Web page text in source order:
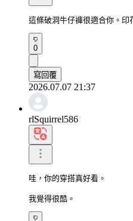
這條破洞牛仔褲很適合你。印
0
寫回覆
2026.07.07 21:37
rlSquirrel586
哇，你的穿搭真好看。
我覺得很酷。